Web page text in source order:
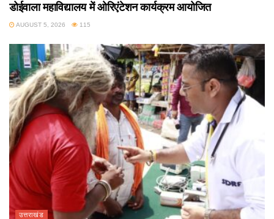
डोईवाला महाविद्यालय में ओरिएंटेशन कार्यक्रम आयोजित
AUGUST 5, 2026 115
उत्तराखंड